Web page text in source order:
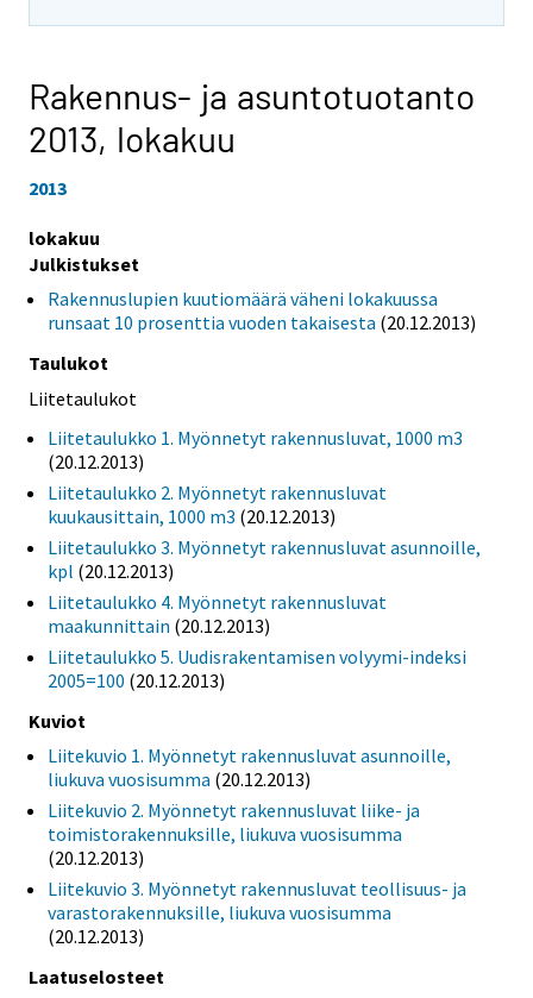
Rakennus- ja asuntotuotanto
2013, lokakuu
2013
lokakuu
Julkistukset
Rakennuslupien kuutiomäärä väheni lokakuussa
runsaat 10 prosenttia vuoden takaisesta (20.12.2013)
Taulukot
Liitetaulukot
Liitetaulukko 1. Myönnetyt rakennusluvat, 1000 m3
(20.12.2013)
Liitetaulukko 2. Myönnetyt rakennusluvat
kuukausittain, 1000 m3 (20.12.2013)
Liitetaulukko 3. Myönnetyt rakennusluvat asunnoille,
kpl (20.12.2013)
Liitetaulukko 4. Myönnetyt rakennusluvat
maakunnittain (20.12.2013)
Liitetaulukko 5. Uudisrakentamisen volyymi-indeksi
2005=100 (20.12.2013)
Kuviot
Liitekuvio 1. Myönnetyt rakennusluvat asunnoille,
liukuva vuosisumma (20.12.2013)
Liitekuvio 2. Myönnetyt rakennusluvat liike- ja
toimistorakennuksille, liukuva vuosisumma
(20.12.2013)
Liitekuvio 3. Myönnetyt rakennusluvat teollisuus- ja
varastorakennuksille, liukuva vuosisumma
(20.12.2013)
Laatuselosteet